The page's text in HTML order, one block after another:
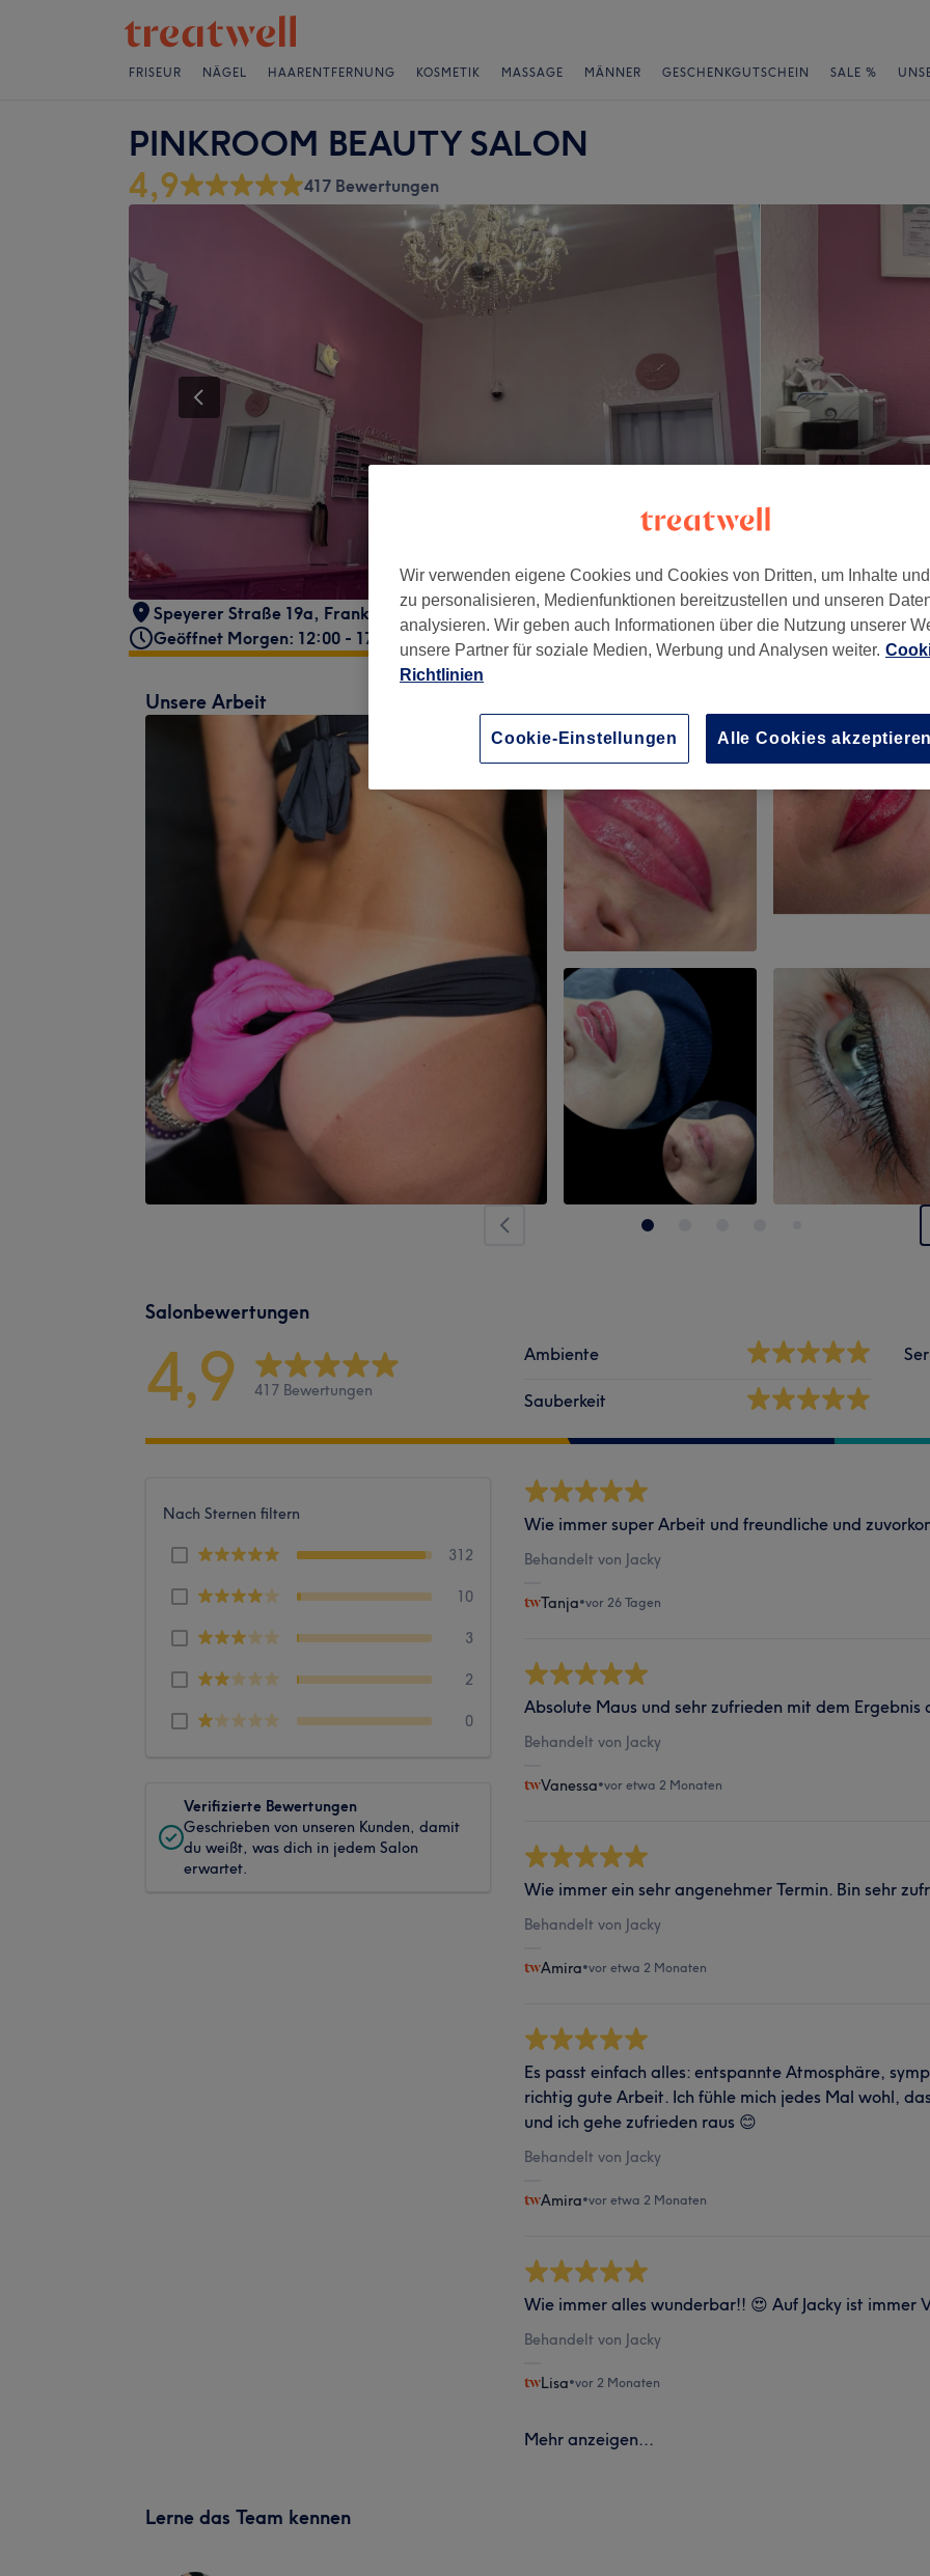
FRISEUR NÄGEL HAARENTFERNUNG KOSMETIK MASSAGE MÄNNER GESCHENKGUTSCHEIN SALE %
PINKROOM BEAUTY SALON
4,9
417 Bewertungen
Speyerer Straße 19a, Frankfurt am Main, Gallus, 60327
Geöffnet Morgen: 12:00 - 17:00
Unsere Arbeit
Salonbewertungen
4,9 417 Bewertungen
Ambiente
Sauberkeit
Nach Sternen filtern
312
10
3
2
0
Verifizierte Bewertungen
Geschrieben von unseren Kunden, damit
du weißt, was dich in jedem Salon
erwartet.
Wie immer super Arbeit und freundliche und
Behandelt von Jacky
Tanja•vor 26 Tagen
Absolute Maus und sehr zufrieden mit dem Ergebnis
Behandelt von Jacky
Vanessa•vor etwa 2 Monaten
Wie immer ein sehr angenehmer Termin. Bin sehr
Behandelt von Jacky
Amira•vor etwa 2 Monaten
Es passt einfach alles: entspannte Atmosphäre,
richtig gute Arbeit. Ich fühle mich jedes Mal wohl,
und ich gehe zufrieden raus 😊
Behandelt von Jacky
Amira•vor etwa 2 Monaten
Wie immer alles wunderbar!! 😍 Auf Jacky ist immer
Behandelt von Jacky
Lisa•vor 2 Monaten
Mehr anzeigen...
Lerne das Team kennen
Wir verwenden eigene Cookies und Cookies von Dritten, um Inhalte
zu personalisieren, Medienfunktionen bereitzustellen und unseren
analysieren. Wir geben auch Informationen über die Nutzung unserer
unsere Partner für soziale Medien, Werbung und Analysen weiter.
Richtlinien
Cookie-Einstellungen Alle Cookies